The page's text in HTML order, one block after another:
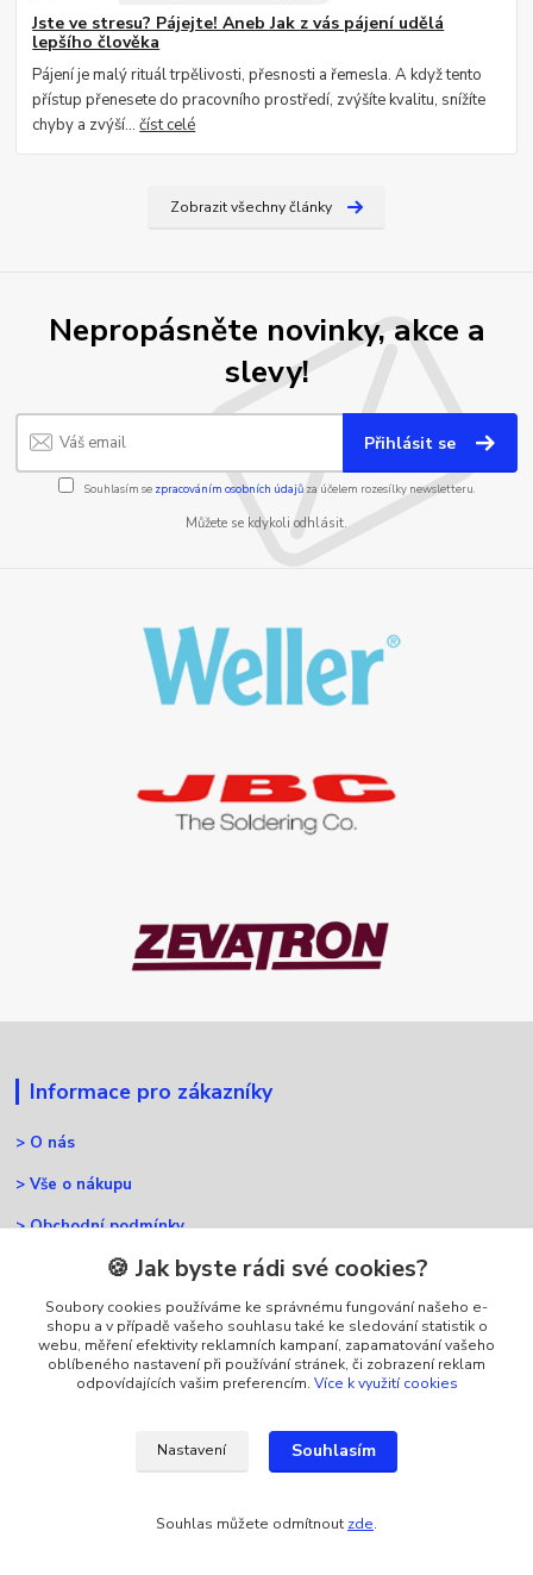
Jste ve stresu? Pájejte! Aneb Jak z vás pájení udělá
lepšího člověka
Pájení je malý rituál trpělivosti, přesnosti a řemesla. A když tento
přístup přenesete do pracovního prostředí, zvýšíte kvalitu, snížíte
chyby a zvýší...číst celé
Zobrazit všechny články
Nepropásněte novinky, akce a
slevy!
Přihlásit se
Souhlasím se zpracováním osobních údajůza účelem rozesílky newsletteru.
Můžete se kdykoli odhlásit.
Informace pro zákazníky
> O nás
>Vše o nákupu
>Obchodní podmínky
Časté dotazy
Kontakty
Blog
Proč je důležitý výběr pájky?
🍪 Jak byste rádi své cookies?
Soubory cookies používáme ke správnému fungování našeho e-
shopu a v případě vašeho souhlasu také ke sledování statistik o
webu, měření efektivity reklamních kampaní, zapamatování vašeho
oblíbeného nastavení při používání stránek, či zobrazení reklam
odpovídajících vašim preferencím. Více k využití cookies
Nastavení Souhlasím
Souhlas můžete odmítnout zde.